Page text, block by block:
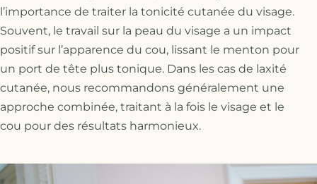
l’importance de traiter la tonicité cutanée du visage.
Souvent, le travail sur la peau du visage a un impact
positif sur l’apparence du cou, lissant le menton pour
un port de tête plus tonique. Dans les cas de laxité
cutanée, nous recommandons généralement une
approche combinée, traitant à la fois le visage et le
cou pour des résultats harmonieux.